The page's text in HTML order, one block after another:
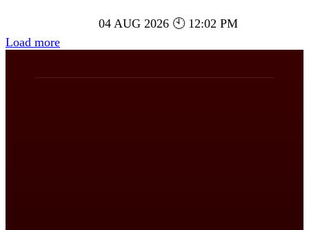
04 AUG 2026 🕙 12:02 PM
Load more